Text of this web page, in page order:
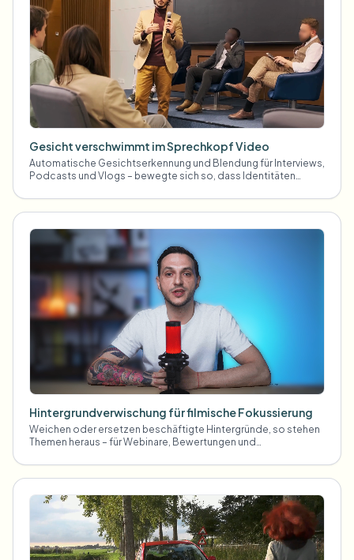
Gesicht verschwimmt im Sprechkopf Video
Automatische Gesichtserkennung und Blendung für Interviews,
Podcasts und Vlogs – bewegte sich so, dass Identitäten
Hintergrundverwischung für filmische Fokussierung
Weichen oder ersetzen beschäftigte Hintergründe, so stehen
Themen heraus – für Webinare, Bewertungen und